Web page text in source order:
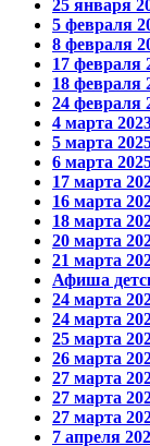
25 января
5 февраля
8 февраля
17 февраля
18 февраля
24 февраля
4 марта
5 марта
6 марта
17 марта
16 марта
18 марта
20 марта
21 марта
Афиша
24 марта
24 марта
25 марта
26 марта
27 марта
27 марта
27 марта
7 апреля